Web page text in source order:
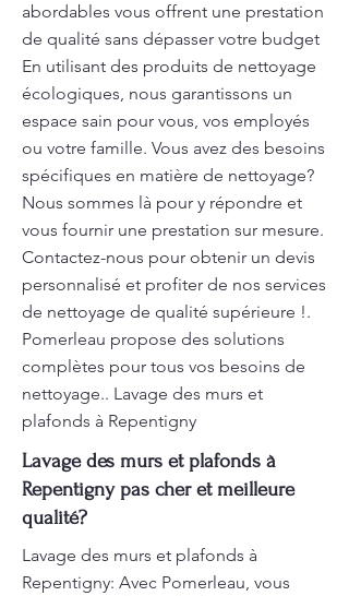
abordables vous offrent une prestation
de qualité sans dépasser votre budget
En utilisant des produits de nettoyage
écologiques, nous garantissons un
espace sain pour vous, vos employés
ou votre famille. Vous avez des besoins
spécifiques en matière de nettoyage?
Nous sommes là pour y répondre et
vous fournir une prestation sur mesure.
Contactez-nous pour obtenir un devis
personnalisé et profiter de nos services
de nettoyage de qualité supérieure !.
Pomerleau propose des solutions
complètes pour tous vos besoins de
nettoyage.. Lavage des murs et
plafonds à Repentigny
Lavage des murs et plafonds à
Repentigny pas cher et meilleure
qualité?
Lavage des murs et plafonds à
Repentigny: Avec Pomerleau, vous